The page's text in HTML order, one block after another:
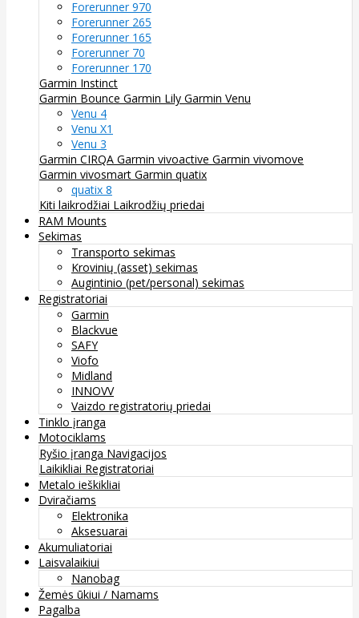
Forerunner 970
Forerunner 265
Forerunner 165
Forerunner 70
Forerunner 170
Garmin Instinct
Garmin Bounce Garmin Lily Garmin Venu
Venu 4
Venu X1
Venu 3
Garmin CIRQA Garmin vivoactive Garmin vivomove
Garmin vivosmart Garmin quatix
quatix 8
Kiti laikrodžiai Laikrodžių priedai
RAM Mounts
Sekimas
Transporto sekimas
Krovinių (asset) sekimas
Augintinio (pet/personal) sekimas
Registratoriai
Garmin
Blackvue
SAFY
Viofo
Midland
INNOVV
Vaizdo registratorių priedai
Tinklo įranga
Motociklams
Ryšio įranga Navigacijos
Laikikliai Registratoriai
Metalo ieškikliai
Dviračiams
Elektronika
Aksesuarai
Akumuliatoriai
Laisvalaikiui
Nanobag
Žemės ūkiui / Namams
Pagalba